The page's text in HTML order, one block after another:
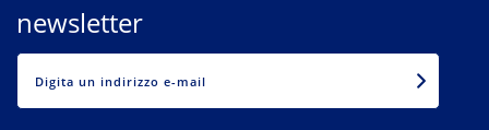
newsletter